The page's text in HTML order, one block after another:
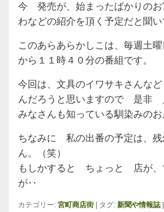
今 発売が、始まったばかりのお
わなどの紹介を頂く予定だと聞い
このあらあらかしこは、毎週土
から１１時４０分の番組です。
今回は、文具のイワサキさんな
んだろうと思いますので 是非
みなさんも知っている馴染みのお
ちなみに 私の出番の予定は、残
ん。（笑）
もしかすると ちょっと 店が、
が‥
カテゴリー: 宮町商店街 タグ: 新聞や情報誌